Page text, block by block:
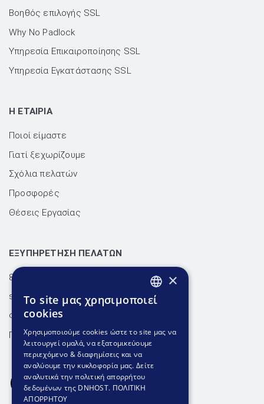
Βοηθός επιλογής SSL
Why No Padlock
Υπηρεσία Επικαιροποίησης SSL
Υπηρεσία Εγκατάστασης SSL
H ΕΤΑΙΡΙΑ
Ποιοί είμαστε
Γιατί ξεχωρίζουμε
Σχόλια πελατών
Προσφορές
Θέσεις Εργασίας
ΕΞΥΠΗΡΕΤΗΣΗ ΠΕΛΑΤΩΝ
801.300.3520 - 210.953.6767
support@dnhost.gr
Φόρμα επικοινωνίας
Γνωσιακή βάση
GREEK
×
To site μας χρησιμοποιεί
cookies
Χρησιμοποιούμε cookies ώστε το site μας να
λειτουργεί ομαλά, να εξατομικεύουμε
περιεχόμενο & διαφημίσεις και να
αναλύουμε την κυκλοφορία μας. Δείτε
αναλυτικά την πολιτική απορρήτου
δεδομένων της DNHOST. ΠΟΛΙΤΙΚΗ
ΑΠΟΡΡΗΤΟΥ